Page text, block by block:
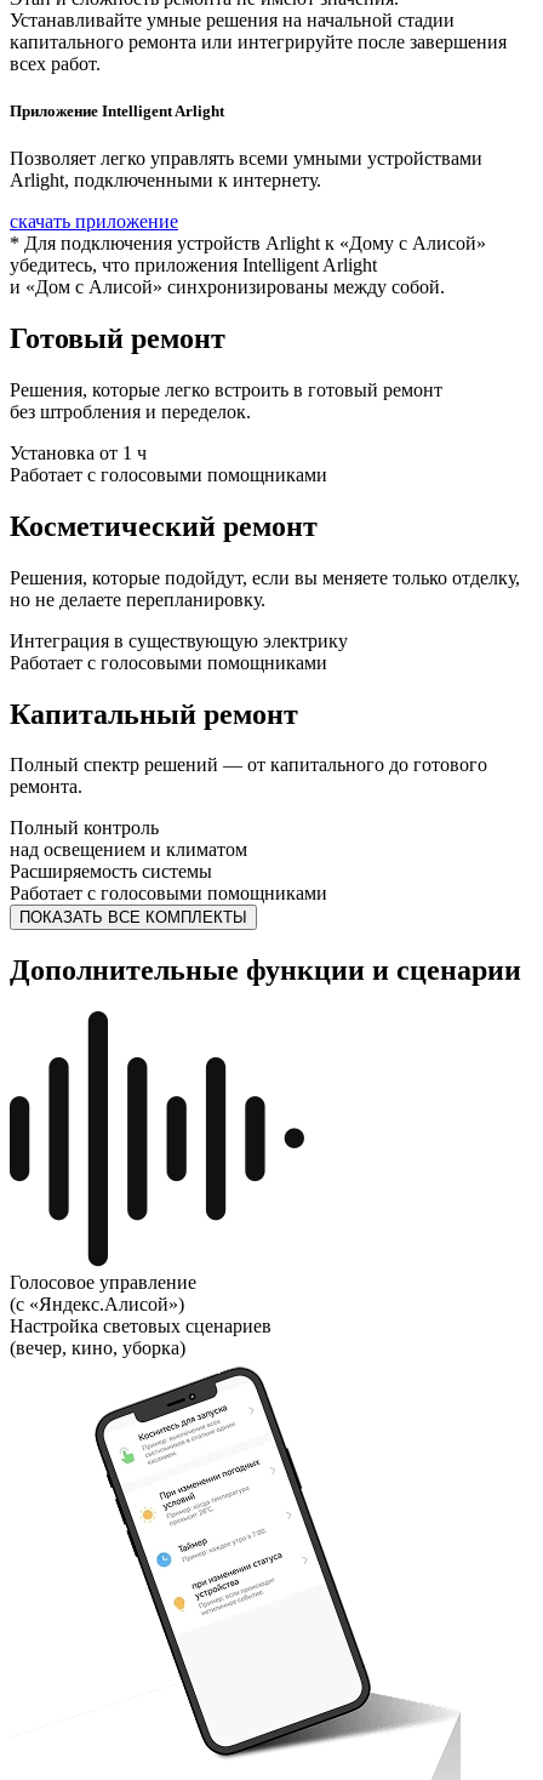
Устанавливайте умные решения на начальной стадии
капитального ремонта или интегрируйте после завершения
всех работ.
Приложение Intelligent Arlight
Позволяет легко управлять всеми умными устройствами
Arlight, подключенными к интернету.
скачать приложение
* Для подключения устройств Arlight к «Дому с Алисой»
убедитесь, что приложения Intelligent Arlight
и «Дом с Алисой» синхронизированы между собой.
Готовый ремонт
Решения, которые легко встроить в готовый ремонт
без штробления и переделок.
Установка от 1 ч
Работает с голосовыми помощниками
Косметический ремонт
Решения, которые подойдут, если вы меняете только отделку,
но не делаете перепланировку.
Интеграция в существующую электрику
Работает с голосовыми помощниками
Капитальный ремонт
Полный спектр решений — от капитального до готового
ремонта.
Полный контроль
над освещением и климатом
Расширяемость системы
Работает с голосовыми помощниками
ПОКАЗАТЬ ВСЕ КОМПЛЕКТЫ
Дополнительные функции и сценарии
Голосовое управление
(с «Яндекс.Алисой»)
Настройка световых сценариев
(вечер, кино, уборка)